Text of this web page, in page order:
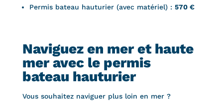
Permis bateau hauturier (avec matériel) : 570 €
Naviguez en mer et haute
mer avec le permis
bateau hauturier
Vous souhaitez naviguer plus loin en mer ?